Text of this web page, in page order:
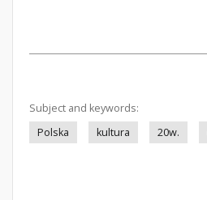
Subject and keywords:
Polska
kultura 20w.